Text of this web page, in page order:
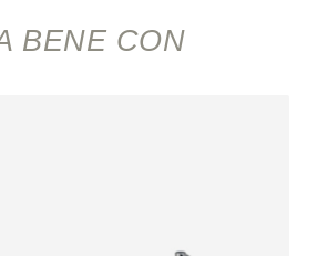
BENE CON